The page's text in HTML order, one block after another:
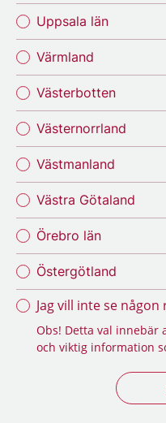
Uppsala län
Värmland
Västerbotten
Västernorrland
Västmanland
Västra Götaland
Örebro län
Östergötland
Jag vill inte se
Obs! Detta val
och viktig information